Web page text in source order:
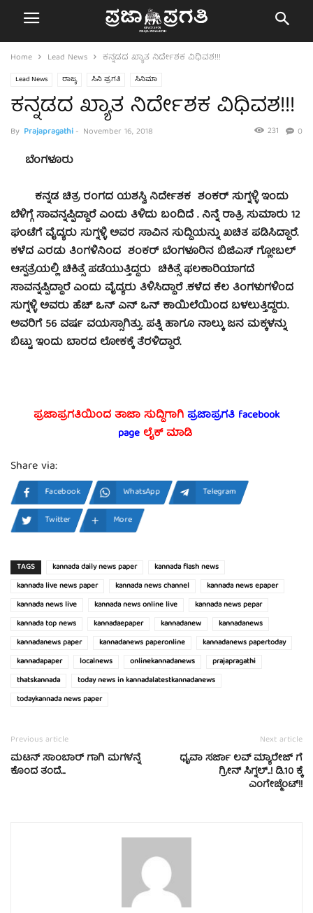
Home Lead News ಕನ್ನಡದ ಖ್ಯಾತ ನಿರ್ದೇಶಕ ವಿಧಿವಶ!!!
Lead News ರಾಜ್ಯ ಸಿನಿ ಪ್ರಗತಿ ಸಿನಿಮಾ
ಕನ್ನಡದ ಖ್ಯಾತ ನಿರ್ದೇಶಕ ವಿಧಿವಶ!!!
By Prajapragathi- November 16, 2018 0
231
ಬೆಂಗಳೂರು
ಕನ್ನಡ ಚಿತ್ರ ರಂಗದ ಯಶಸ್ವಿ ನಿರ್ದೇಶಕ ಶಂಕರ್ ಸುಗ್ನಳ್ಳಿ ಇಂದು
ಬೆಳಿಗ್ಗೆ ಸಾವನ್ನಪ್ಪಿದ್ದಾರೆ ಎಂದು ತಿಳಿದು ಬಂದಿದೆ . ನಿನ್ನೆ ರಾತ್ರಿ ಸುಮಾರು 12
ಘಂಟೆಗೆ ವೈದ್ಯರು ಸುಗ್ನಳ್ಳಿ ಅವರ ಸಾವಿನ ಸುದ್ದಿಯನ್ನು ಖಚಿತ ಪಡಿಸಿದ್ದಾರೆ.
ಕಳೆದ ಎರಡು ತಿಂಗಳಿನಿಂದ ಶಂಕರ್ ಬೆಂಗಳೂರಿನ ಬಿಜಿಎಸ್ ಗ್ಲೋಬಲ್
ಆಸ್ಪತ್ರೆಯಲ್ಲಿ ಚಿಕಿತ್ಸೆ ಪಡೆಯುತ್ತಿದ್ದರು ಚಿಕಿತ್ಸೆ ಫಲಕಾರಿಯಾಗದೆ
ಸಾವನ್ನಪ್ಪಿದ್ದಾರೆ ಎಂದು ವೈದ್ಯರು ತಿಳಿಸಿದ್ದಾರೆ .ಕಳೆದ ಕೆಲ ತಿಂಗಳುಗಳಿಂದ
ಸುಗ್ನಳ್ಳಿ ಅವರು ಹೆಚ್ ಒನ್ ಎನ್ ಒನ್ ಕಾಯಿಲೆಯಿಂದ ಬಳಲುತ್ತಿದ್ದರು.
ಅವರಿಗೆ 56 ವರ್ಷ ವಯಸ್ಸಾಗಿತ್ತು. ಪತ್ನಿ ಹಾಗೂ ನಾಲ್ಕು ಜನ ಮಕ್ಕಳನ್ನು
ಬಿಟ್ಟು ಇಂದು ಬಾರದ ಲೋಕಕ್ಕೆ ತೆರಳಿದ್ದಾರೆ.
ಪ್ರಜಾಪ್ರಗತಿಯಿಂದ ತಾಜಾ ಸುದ್ದಿಗಾಗಿಪ್ರಜಾಪ್ರಗತಿ facebook
page ಲೈಕ್ ಮಾಡಿ
Share via:
Facebook WhatsApp
Telegram
Twitter
More
TAGS kannada daily news paper
kannada flash news
kannada live news paper
kannada news channel
kannada news epaper
kannada news live
kannada news online live
kannada news pepar
kannada top news
kannadaepaper kannadanew
kannadanews
kannadanews paper
kannadanews paperonline
kannadanews papertoday
kannadapaper
localnews onlinekannadanews
prajapragathi
thatskannada
today news in kannadalatestkannadanews
todaykannada news paper
Previous article
ಮಟನ್ ಸಾಂಬಾರ್ ಗಾಗಿ ಮಗಳನ್ನೆ
ಕೊಂದ ತಂದೆ…
Next article
ಧೃವಾ ಸರ್ಜಾ ಲವ್ ಮ್ಯಾರೇಜ್ ಗೆ
ಗ್ರೀನ್ ಸಿಗ್ನಲ್..! ಡಿ.10 ಕ್ಕೆ
ಎಂಗೇಜ್ಮೆಂಟ್!!